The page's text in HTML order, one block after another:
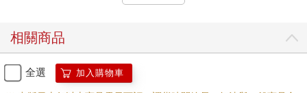
相關商品
全選 加入購物車